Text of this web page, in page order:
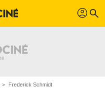
profil search
Frederick Schmidt